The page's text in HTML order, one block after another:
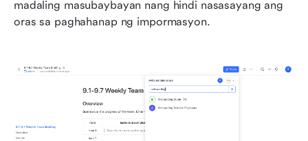
madaling masubaybayan nang hindi nasasayang ang
oras sa paghahanap ng impormasyon.